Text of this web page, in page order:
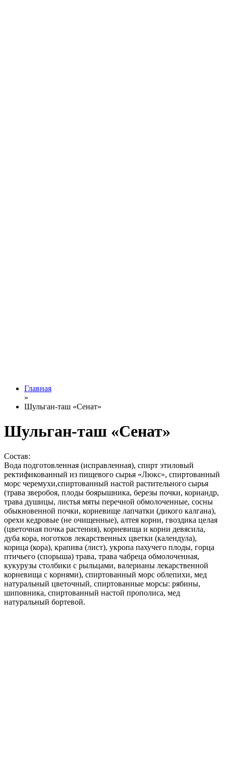
Главная
»
Шульган-таш «Сенат»
Шульган-таш «Сенат»
Состав:
Вода подготовленная (исправленная), спирт этиловый
ректификованный из пищевого сырья «Люкс», спиртованный
морс черемухи,спиртованный настой растительного сырья
(трава зверобоя, плоды боярышника, березы почки, кориандр,
трава душицы, листья мяты перечной обмолоченные, сосны
обыкновенной почки, корневище лапчатки (дикого калгана),
орехи кедровые (не очищенные), алтея корни, гвоздика целая
(цветочная почка растения), корневища и корни девясила,
дуба кора, ноготков лекарственных цветки (календула),
корица (кора), крапива (лист), укропа пахучего плоды, горца
птичьего (спорыша) трава, трава чабреца обмолоченная,
кукурузы столбики с рыльцами, валерианы лекарственной
корневища с корнями), спиртованный морс облепихи, мед
натуральный цветочный, спиртованные морсы: рябины,
шиповника, спиртованный настой прополиса, мед
натуральный бортевой.